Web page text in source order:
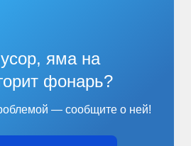
яма на
фонарь?
— сообщите о ней!